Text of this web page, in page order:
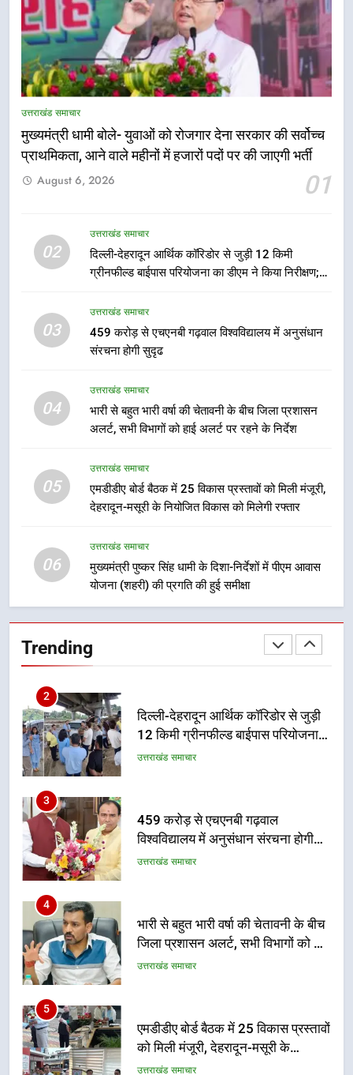
उत्तराखंड समाचार
मुख्यमंत्री धामी बोले- युवाओं को रोजगार देना सरकार की सर्वोच्च
प्राथमिकता, आने वाले महीनों में हजारों पदों पर की जाएगी भर्ती
01
August 6, 2026
02
उत्तराखंड समाचार
दिल्ली-देहरादून आर्थिक कॉरिडोर से जुड़ी 12 किमी
ग्रीनफील्ड बाईपास परियोजना का डीएम ने किया निरीक्षण;
सुरक्षा मानकों से कोई समझौता नहींः डीएम
03
उत्तराखंड समाचार
459 करोड़ से एचएनबी गढ़वाल विश्वविद्यालय में अनुसंधान
संरचना होगी सुदृढ
04
उत्तराखंड समाचार
भारी से बहुत भारी वर्षा की चेतावनी के बीच जिला प्रशासन
अलर्ट, सभी विभागों को हाई अलर्ट पर रहने के निर्देश
05
उत्तराखंड समाचार
एमडीडीए बोर्ड बैठक में 25 विकास प्रस्तावों को मिली मंजूरी,
देहरादून-मसूरी के नियोजित विकास को मिलेगी रफ्तार
06
उत्तराखंड समाचार
मुख्यमंत्री पुष्कर सिंह धामी के दिशा-निर्देशों में पीएम आवास
योजना (शहरी) की प्रगति की हुई समीक्षा
Trending
5
एमडीडीए बोर्ड बैठक में 25 विकास प्रस्तावों
नियोजित विकास को मिलेगी रफ्तार
उत्तराखंड समाचार
मुख्यमंत्री पुष्कर सिंह धामी के दिशा-निर्देशों
की हुई समीक्षा
उत्तराखंड समाचार
अभियुक्त को दून पुलिस ने हरिद्वार से किया
गिरफ्तार
उत्तराखंड समाचार
भारी बारिश का अलर्ट! 6 अगस्त को
देहरादून में स्कूल बंद
1
मुख्यमंत्री धामी बोले- युवाओं को रोजगार
वाले महीनों में हजारों पदों पर की जाएगी
भर्ती
उत्तराखंड समाचार
12 किमी ग्रीनफील्ड बाईपास परियोजना
का डीएम ने किया निरीक्षण; समयबद्ध एवं
नहींः डीएम
3
459 करोड़ से एचएनबी गढ़वाल
विश्वविद्यालय में अनुसंधान संरचना होगी
सुदृढ
उत्तराखंड समाचार
4
भारी से बहुत भारी वर्षा की चेतावनी के बीच
जिला प्रशासन अलर्ट, सभी विभागों को हाई
अलर्ट पर रहने के निर्देश
उत्तराखंड समाचार
5
एमडीडीए बोर्ड बैठक में 25 विकास प्रस्तावों
को मिली मंजूरी, देहरादून-मसूरी के
नियोजित विकास को मिलेगी रफ्तार
उत्तराखंड समाचार
6
मुख्यमंत्री पुष्कर सिंह धामी के दिशा-निर्देशों
में पीएम आवास योजना (शहरी) की प्रगति
की हुई समीक्षा
उत्तराखंड समाचार